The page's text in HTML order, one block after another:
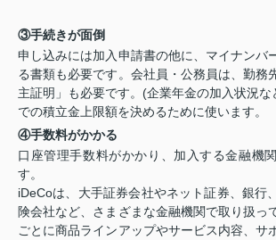
③手続きが面倒
申し込みには加入申請書の他に、マイナンバ
る書類も必要です。会社員・公務員は、勤務
主証明」も必要です。(企業年金の加入状況
での積立金上限額を決めるために使います。
④手数料がかかる
口座管理手数料がかかり、加入する金融機
す。
iDeCoは、大手証券会社やネット証券、銀行
険会社など、さまざまな金融機関で取り扱っ
ごとに商品ラインアップやサービス内容、サ